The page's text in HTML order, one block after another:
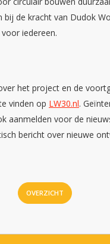
bij de kracht van Dudok
iedereen.
het project en de
vinden op LW30.nl.
aanmelden voor de
bericht over nieuwe
OVERZICHT